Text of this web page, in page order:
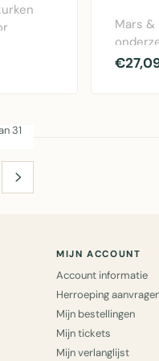
Mars &
31
MIJN ACCOUNT
Account informatie
Herroeping
Mijn bestellingen
Mijn tickets
Mijn verlanglijst